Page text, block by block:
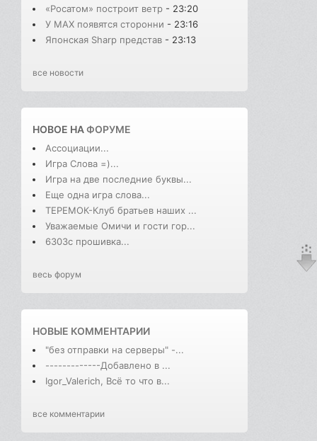
«Росатом» построит ветр - 23:20
У MAX появятся сторонни - 23:16
Японская Sharp представ - 23:13
все новости
НОВОЕ НАФОРУМЕ
Ассоциации...
Игра Слова =)...
Игра на две последние буквы...
Еще одна игра слова...
ТЕРЕМОК-Клуб братьев наших ...
Уважаемые Омичи и гости гор...
6303с прошивка...
весь форум
НОВЫЕ КОММЕНТАРИИ
"без отправки на серверы" -...
-------------Добавлено в ...
Igor_Valerich, Всё то что в...
все комментарии